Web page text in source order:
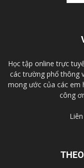
Học tập online trực
các trường phổ thông
mong ước của các em
công